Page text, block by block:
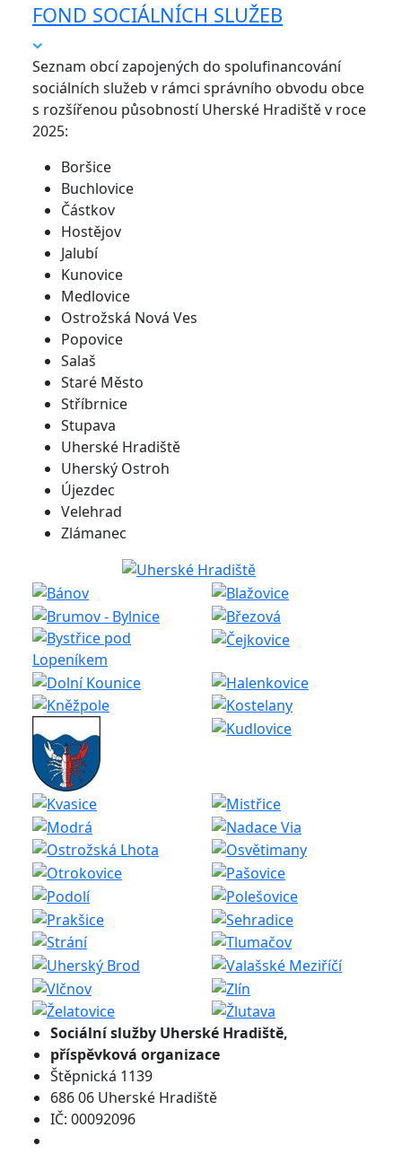
FOND SOCIÁLNÍCH SLUŽEB
Seznam obcí zapojených do spolufinancování
sociálních služeb v rámci správního obvodu obce
s rozšířenou působností Uherské Hradiště v roce
2025:
Boršice
Buchlovice
Částkov
Hostějov
Jalubí
Kunovice
Medlovice
Ostrožská Nová Ves
Popovice
Salaš
Staré Město
Stříbrnice
Stupava
Uherské Hradiště
Uherský Ostroh
Újezdec
Velehrad
Zlámanec
Sociální služby Uherské Hradiště,
příspěvková organizace
Štěpnická 1139
686 06 Uherské Hradiště
IČ: 00092096